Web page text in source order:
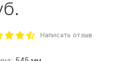
Написать отзыв